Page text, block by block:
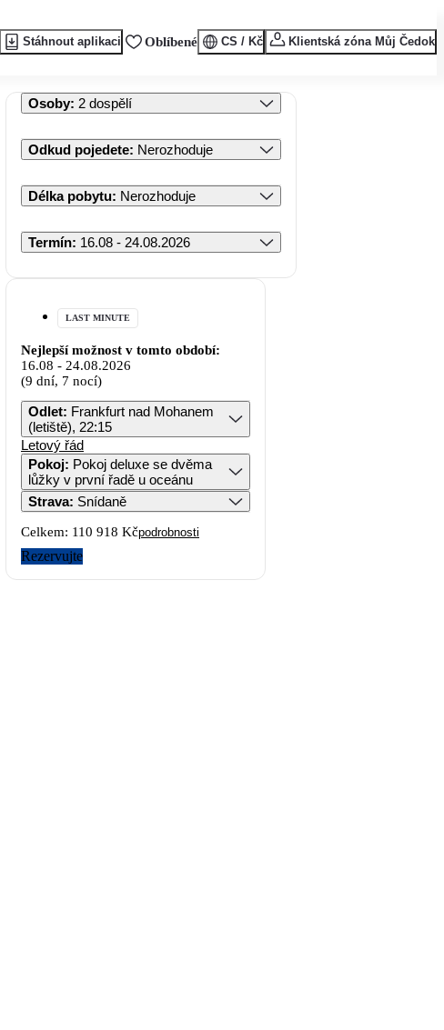
Stáhnout aplikaci Oblíbené CS / Kč Klientská zóna Můj Čedok
Osoby: 2 dospělí
Odkud pojedete: Nerozhoduje
Délka pobytu: Nerozhoduje
Termín: 16.08 - 24.08.2026
LAST MINUTE
Nejlepší možnost v tomto období:
16.08 - 24.08.2026
(9 dní, 7 nocí)
Odlet: Frankfurt nad Mohanem
(letiště), 22:15
Letový řád
Pokoj: Pokoj deluxe se dvěma
lůžky v první řadě u oceánu
Strava: Snídaně
Celkem: 110 918 Kčpodrobnosti
Rezervujte